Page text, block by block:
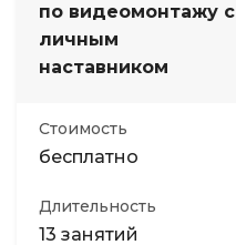
по видеомонтажу с
личным
наставником
Стоимость
бесплатно
Длительность
13 занятий